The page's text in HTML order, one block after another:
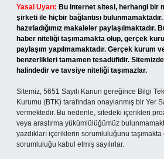
Yasal Uyarı: Bu internet sitesi, herhangi bir
şirketi ile hiçbir bağlantısı
hazırladığımız makaleler
haber niteliği taşımamakta olup, gerçek
paylaşım yapılmamaktadır. Gerçek kurum
benzerlikleri tamamen tesadüfidir.
halindedir ve tavsiye niteliği taşımazlar.
Sitemiz, 5651 Sayılı Kanun gereğince Bilgi
Kurumu (BTK) tarafından onaylanmış bir Yer
vermektedir. Bu nedenle, sitedeki içerikleri
veya araştırma yükümlülüğümüz
yazdıkları içeriklerin sorumluluğunu
sorumluluğu kabul etmiş sayılırlar.